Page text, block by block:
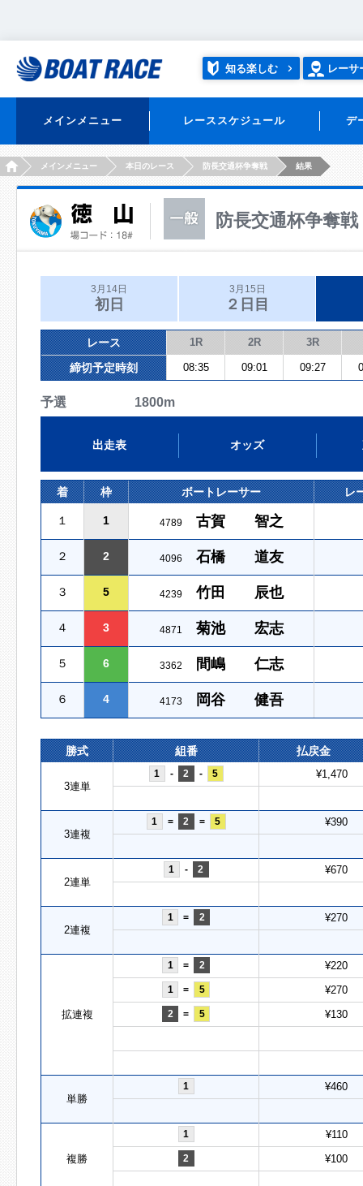
知る楽しむ レーサ
メインメニュー レーススケジュール デ
HOMEメインメニュー 本日のレース 防長交通杯争奪戦 結果
防長交通杯争奪戦
3月14日
初日
3月15日
２日目
レース 1R 2R 3R
締切予定時刻 08:35 09:01 09:27
予選 1800m
出走表 オッズ
着 枠 ボートレーサー レ
１ 1 4789 古賀 智之
２ 2 4096 石橋 道友
３ 5 4239 竹田 辰也
４ 3 4871 菊池 宏志
５ 6 3362 間嶋 仁志
６ 4 4173 岡谷 健吾
勝式 組番 払戻金
3連単
1 - 2 - 5 ¥1,470
3連複
1 = 2 = 5 ¥390
2連単
1 - 2 ¥670
2連複
1 = 2 ¥270
拡連複
1 = 2 ¥220
1 = 5 ¥270
2 = 5 ¥130
単勝
1 ¥460
複勝
1 ¥110
2 ¥100